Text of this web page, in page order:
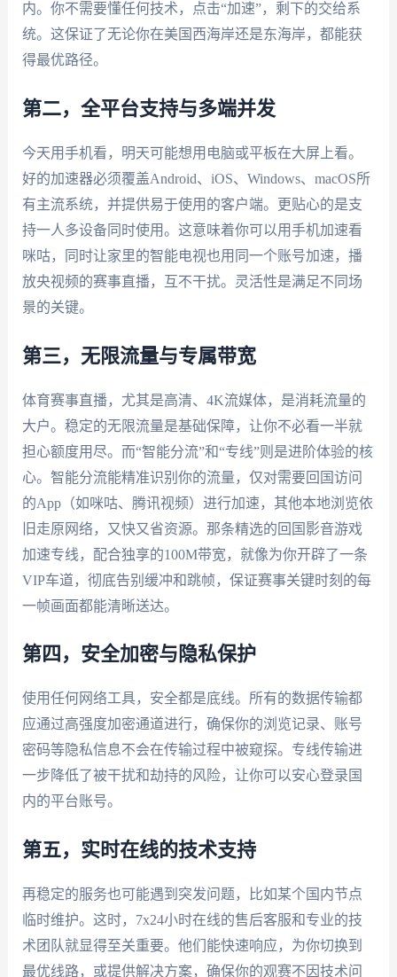
内。你不需要懂任何技术，点击“加速”，剩下的交给系
统。这保证了无论你在美国西海岸还是东海岸，都能获
得最优路径。
第二，全平台支持与多端并发
今天用手机看，明天可能想用电脑或平板在大屏上看。
好的加速器必须覆盖Android、iOS、Windows、macOS所
有主流系统，并提供易于使用的客户端。更贴心的是支
持一人多设备同时使用。这意味着你可以用手机加速看
咪咕，同时让家里的智能电视也用同一个账号加速，播
放央视频的赛事直播，互不干扰。灵活性是满足不同场
景的关键。
第三，无限流量与专属带宽
体育赛事直播，尤其是高清、4K流媒体，是消耗流量的
大户。稳定的无限流量是基础保障，让你不必看一半就
担心额度用尽。而“智能分流”和“专线”则是进阶体验的核
心。智能分流能精准识别你的流量，仅对需要回国访问
的App（如咪咕、腾讯视频）进行加速，其他本地浏览依
旧走原网络，又快又省资源。那条精选的回国影音游戏
加速专线，配合独享的100M带宽，就像为你开辟了一条
VIP车道，彻底告别缓冲和跳帧，保证赛事关键时刻的每
一帧画面都能清晰送达。
第四，安全加密与隐私保护
使用任何网络工具，安全都是底线。所有的数据传输都
应通过高强度加密通道进行，确保你的浏览记录、账号
密码等隐私信息不会在传输过程中被窥探。专线传输进
一步降低了被干扰和劫持的风险，让你可以安心登录国
内的平台账号。
第五，实时在线的技术支持
再稳定的服务也可能遇到突发问题，比如某个国内节点
临时维护。这时，7x24小时在线的售后客服和专业的技
术团队就显得至关重要。他们能快速响应，为你切换到
最优线路，或提供解决方案，确保你的观赛不因技术问